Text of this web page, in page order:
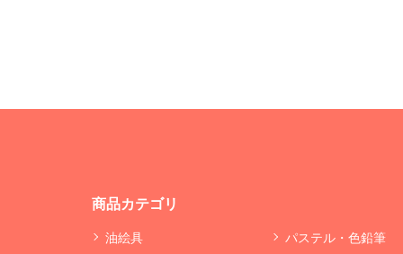
商品カテゴリ
油絵具
パステル・色鉛筆